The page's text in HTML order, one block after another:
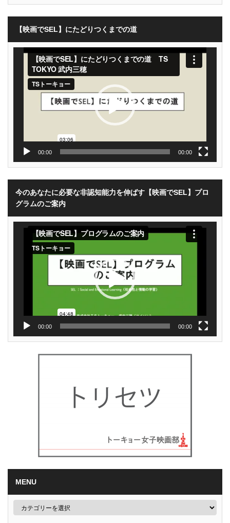
【映画でSEL】にたどりつくまでの道
00:00 00:00
今のあなたに必要な非認知能力を伸ばす【映画でSEL】プロ
グラムのご案内
00:00 00:00
MENU